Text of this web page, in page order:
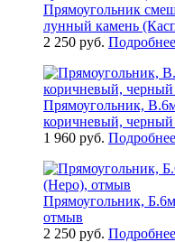
Прямоугольник
лунный камень
2 250 руб. Подробнее
Прямоугольник,
коричневый, черный
1 960 руб. Подробнее
Прямоугольник,
отмыв
2 250 руб. Подробнее